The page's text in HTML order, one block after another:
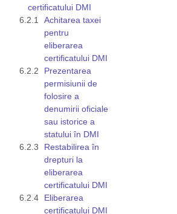
certificatului DMI
Achitarea taxei
pentru
eliberarea
certificatului DMI
Prezentarea
permisiunii de
folosire a
denumirii oficiale
sau istorice a
statului în DMI
Restabilirea în
drepturi la
eliberarea
certificatului DMI
Eliberarea
certificatului DMI